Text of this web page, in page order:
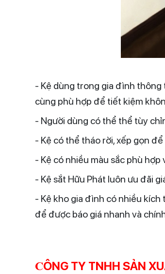
- Kệ dùng trong gia đình thông
cùng phù hợp để tiết kiệm
- Người dùng có thể thể tùy
- Kệ có thể tháo rời, xếp gọn
- Kệ có nhiều màu sắc phù hợp
- Kệ sắt Hữu Phát luôn ưu đãi
- Kệ kho gia đình có nhiều
để được báo giá nhanh và
CÔNG TY TNHH SẢN